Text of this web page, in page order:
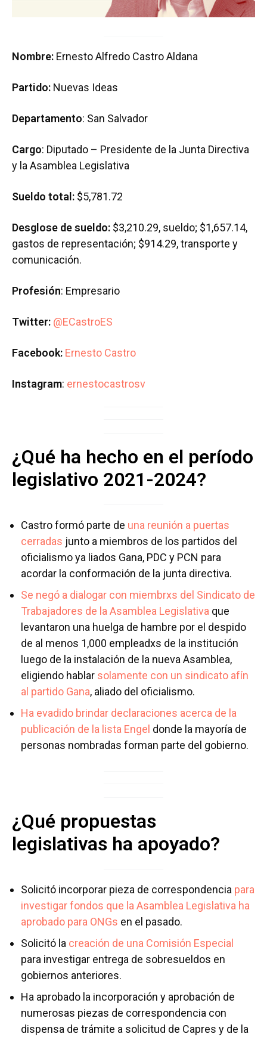
Nombre: Ernesto Alfredo Castro Aldana
Partido: Nuevas Ideas
Departamento: San Salvador
Cargo: Diputado – Presidente de la Junta Directiva
y la Asamblea Legislativa
Sueldo total: $5,781.72
Desglose de sueldo: $3,210.29, sueldo; $1,657.14,
gastos de representación; $914.29, transporte y
comunicación.
Profesión: Empresario
Twitter: @ECastroES
Facebook: Ernesto Castro
Instagram: ernestocastrosv
¿Qué ha hecho en el período
legislativo 2021-2024?
Castro formó parte de una reunión a puertas
cerradas junto a miembros de los partidos del
oficialismo ya liados Gana, PDC y PCN para
acordar la conformación de la junta directiva.
Se negó a dialogar con miembrxs del Sindicato de
Trabajadores de la Asamblea Legislativa que
levantaron una huelga de hambre por el despido
de al menos 1,000 empleadxs de la institución
luego de la instalación de la nueva Asamblea,
eligiendo hablar solamente con un sindicato afín
al partido Gana, aliado del oficialismo.
Ha evadido brindar declaraciones acerca de la
publicación de la lista Engel donde la mayoría de
personas nombradas forman parte del gobierno.
¿Qué propuestas
legislativas ha apoyado?
Solicitó incorporar pieza de correspondencia para
investigar fondos que la Asamblea Legislativa ha
aprobado para ONGs en el pasado.
Solicitó la creación de una Comisión Especial
para investigar entrega de sobresueldos en
gobiernos anteriores.
Ha aprobado la incorporación y aprobación de
numerosas piezas de correspondencia con
dispensa de trámite a solicitud de Capres y de la